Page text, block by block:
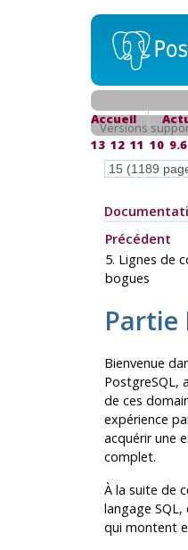
Accueil
Versions
13 12 11 10 9.6
Précédent
5. Lignes de
bogues
Partie
Bienvenue
PostgreSQL,
de ces
expérience
acquérir une
complet.
À la suite de
langage SQL,
qui montent